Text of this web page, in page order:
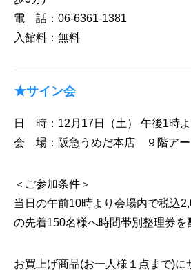
電 話：06-6361-1381
入館料：無料
★サイン会
日 時：12月17日（土） 午後1時よ
会 場：阪急うめだ本店 ９階アー
＜ご参加条件＞
当日の午前10時より会場内で税込
の先着150名様へ時間帯別整理券を
お買上げ商品(お一人様１点まで)に